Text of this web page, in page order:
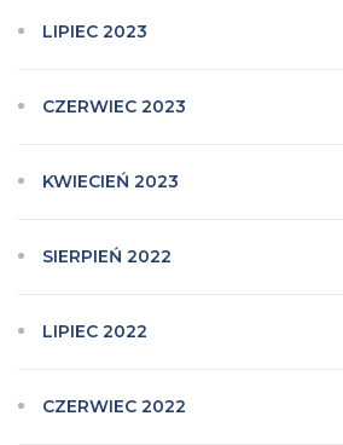
LIPIEC 2023
CZERWIEC 2023
KWIECIEŃ 2023
SIERPIEŃ 2022
LIPIEC 2022
CZERWIEC 2022